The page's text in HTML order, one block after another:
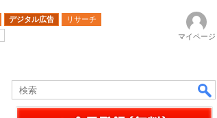
デジタル広告
リサーチ
マイページ